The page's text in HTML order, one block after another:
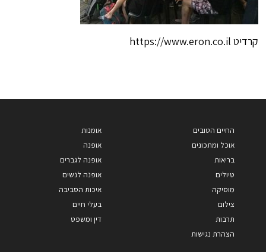
קרדיט https://www.eron.co.il
החיים הטובים
אוכל ומתכונים
בריאות
טיולים
מוסיקה
צילום
תרבות
הצהרת נגישות
אומנות
אופנה
אופנה לגברים
אופנה לנשים
איכות הסביבה
בעלי חיים
דין ומשפט